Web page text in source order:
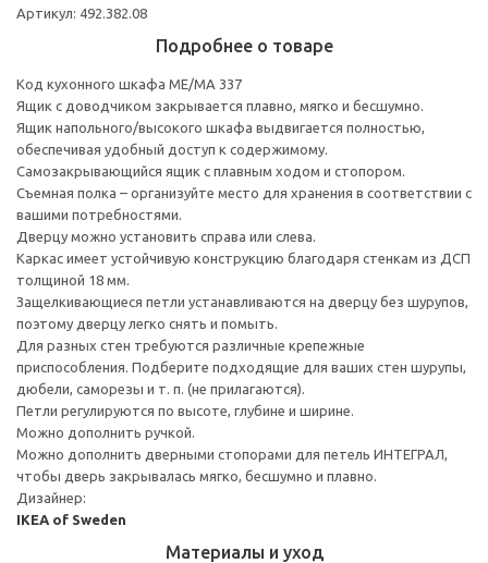
Артикул: 492.382.08
Подробнее о товаре
Код кухонного шкафа ME/MA 337
Ящик с доводчиком закрывается плавно, мягко и бесшумно.
Ящик напольного/высокого шкафа выдвигается полностью,
обеспечивая удобный доступ к содержимому.
Cамозакрывающийся ящик с плавным ходом и стопором.
Съемная полка – организуйте место для хранения в соответствии с
вашими потребностями.
Дверцу можно установить справа или слева.
Каркас имеет устойчивую конструкцию благодаря стенкам из ДСП
толщиной 18 мм.
Защелкивающиеся петли устанавливаются на дверцу без шурупов,
поэтому дверцу легко снять и помыть.
Для разных стен требуются различные крепежные
приспособления. Подберите подходящие для ваших стен шурупы,
дюбели, саморезы и т. п. (не прилагаются).
Петли регулируются по высоте, глубине и ширине.
Можно дополнить ручкой.
Можно дополнить дверными стопорами для петель ИНТЕГРАЛ,
чтобы дверь закрывалась мягко, бесшумно и плавно.
Дизайнер:
IKEA of Sweden
Материалы и уход